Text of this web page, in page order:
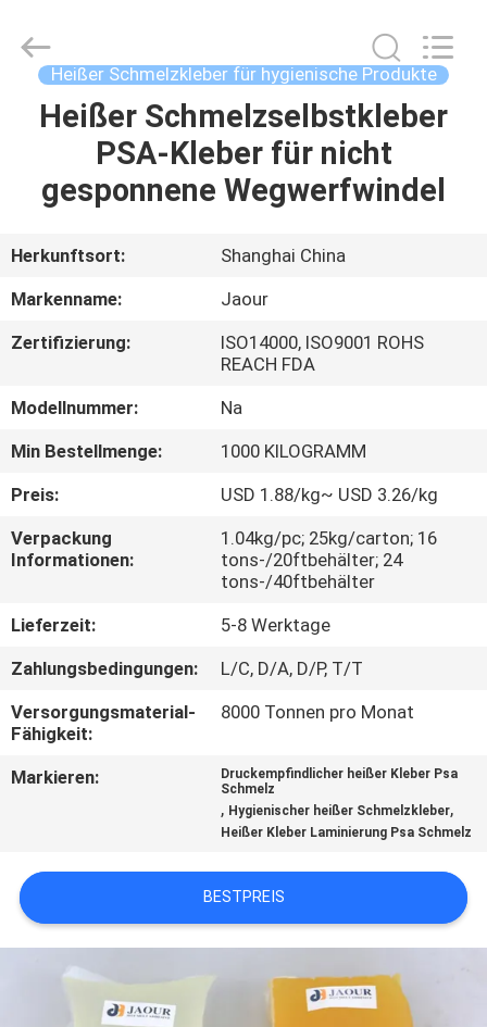
HEIM
PRODUKTE
ÜBER
UNS
WERKSBESICHTIGUNG
KONTAKT
MIT
UNS
NEUIGKEITEN
RECHTSSACHEN
ANGEBOT
SITEMAP
DATENSCHUTZRICHTLINIE
Adhesive
Products
Heißer Schmelzkleber für hygienische Produkte
Heißer Schmelzselbstkleber
PSA-Kleber für nicht
gesponnene Wegwerfwindel
Herkunftsort:
Shanghai China
Markenname:
Jaour
Zertifizierung:
ISO14000, ISO9001 ROHS
REACH FDA
Modellnummer:
Na
Min Bestellmenge:
1000 KILOGRAMM
Preis:
USD 1.88/kg~ USD 3.26/kg
Verpackung
Informationen:
1.04kg/pc; 25kg/carton; 16
tons-/20ftbehälter; 24
tons-/40ftbehälter
Lieferzeit:
5-8 Werktage
Zahlungsbedingungen:
L/C, D/A, D/P, T/T
Versorgungsmaterial-
Fähigkeit:
8000 Tonnen pro Monat
Markieren:
Druckempfindlicher heißer Kleber Psa
Schmelz
, Hygienischer heißer Schmelzkleber,
Heißer Kleber Laminierung Psa Schmelz
BESTPREIS